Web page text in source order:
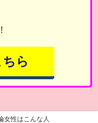
ら
女性はこんな人